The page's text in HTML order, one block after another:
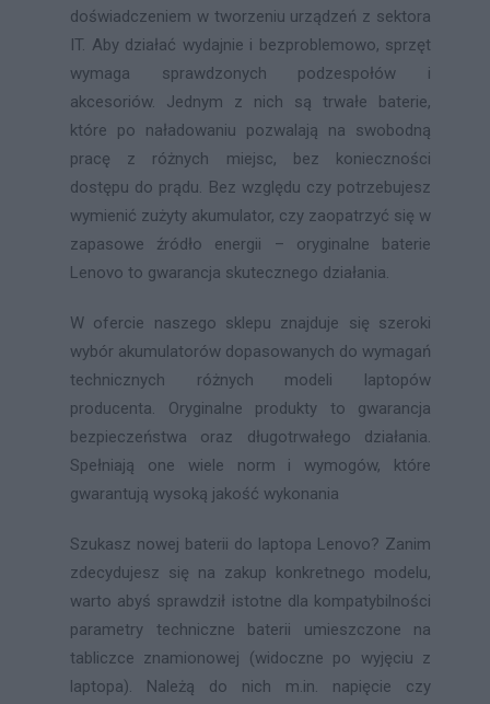
doświadczeniem w tworzeniu urządzeń z sektora
IT. Aby działać wydajnie i bezproblemowo, sprzęt
wymaga sprawdzonych podzespołów i
akcesoriów. Jednym z nich są trwałe baterie,
które po naładowaniu pozwalają na swobodną
pracę z różnych miejsc, bez konieczności
dostępu do prądu. Bez względu czy potrzebujesz
wymienić zużyty akumulator, czy zaopatrzyć się w
zapasowe źródło energii – oryginalne baterie
Lenovo to gwarancja skutecznego działania.
W ofercie naszego sklepu znajduje się szeroki
wybór akumulatorów dopasowanych do wymagań
technicznych różnych modeli laptopów
producenta. Oryginalne produkty to gwarancja
bezpieczeństwa oraz długotrwałego działania.
Spełniają one wiele norm i wymogów, które
gwarantują wysoką jakość wykonania
Szukasz nowej baterii do laptopa Lenovo? Zanim
zdecydujesz się na zakup konkretnego modelu,
warto abyś sprawdził istotne dla kompatybilności
parametry techniczne baterii umieszczone na
tabliczce znamionowej (widoczne po wyjęciu z
laptopa). Należą do nich m.in. napięcie czy